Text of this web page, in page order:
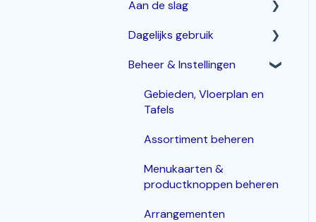
Aan de slag
Horeca Kassasysteem
Webshop: Afhaal- en
Bestelzuil en Kiosk-QR
Dagelijks gebruik
Betalen & corrigeren
Bestellingen invoeren &
bewerken
Korting
Inloggen, In- en Uitklokken
Beheer & Instellingen
Gebieden, Vloerplan en
Tafels
Assortiment beheren
Menukaarten &
productknoppen beheren
Arrangementen